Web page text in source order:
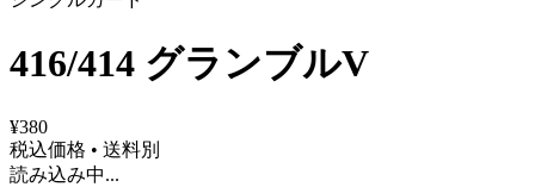
416/414 グランブルV
¥380
税込価格 • 送料別
読み込み中...